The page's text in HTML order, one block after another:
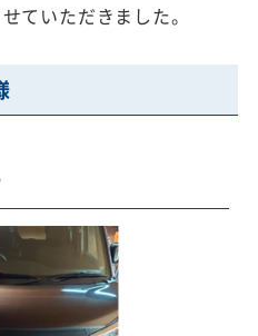
ていただきました。